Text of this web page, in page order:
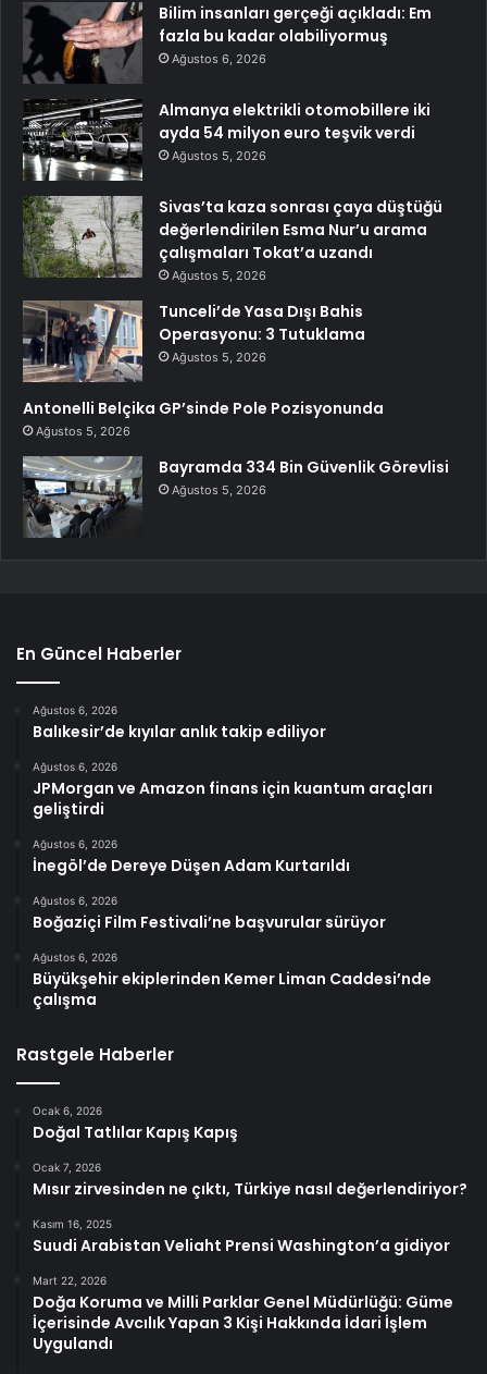
Bilim insanları gerçeği açıkladı: Em
fazla bu kadar olabiliyormuş
Ağustos 6, 2026
Almanya elektrikli otomobillere iki
ayda 54 milyon euro teşvik verdi
Ağustos 5, 2026
Sivas’ta kaza sonrası çaya düştüğü
değerlendirilen Esma Nur’u arama
çalışmaları Tokat’a uzandı
Ağustos 5, 2026
Tunceli’de Yasa Dışı Bahis
Operasyonu: 3 Tutuklama
Ağustos 5, 2026
Antonelli Belçika GP’sinde Pole Pozisyonunda
Ağustos 5, 2026
Bayramda 334 Bin Güvenlik Görevlisi
Ağustos 5, 2026
En Güncel Haberler
Ağustos 6, 2026
Balıkesir’de kıyılar anlık takip ediliyor
Ağustos 6, 2026
JPMorgan ve Amazon finans için kuantum araçları
geliştirdi
Ağustos 6, 2026
İnegöl’de Dereye Düşen Adam Kurtarıldı
Ağustos 6, 2026
Boğaziçi Film Festivali’ne başvurular sürüyor
Ağustos 6, 2026
Büyükşehir ekiplerinden Kemer Liman Caddesi’nde
çalışma
Rastgele Haberler
Ocak 6, 2026
Doğal Tatlılar Kapış Kapış
Ocak 7, 2026
Mısır zirvesinden ne çıktı, Türkiye nasıl değerlendiriyor?
Kasım 16, 2025
Suudi Arabistan Veliaht Prensi Washington’a gidiyor
Mart 22, 2026
Doğa Koruma ve Milli Parklar Genel Müdürlüğü: Güme
İçerisinde Avcılık Yapan 3 Kişi Hakkında İdari İşlem
Uygulandı